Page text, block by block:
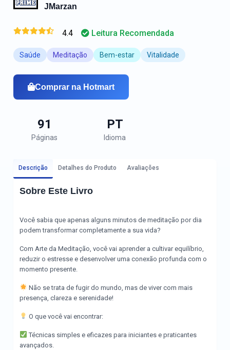
JMarzan
4.4 Leitura Recomendada
Saúde Meditação Bem-estar Vitalidade
Comprar na Hotmart
91
Páginas
PT
Idioma
Descrição Detalhes do Produto Avaliações
Sobre Este Livro
Você sabia que apenas alguns minutos de meditação por dia
podem transformar completamente a sua vida?
Com Arte da Meditação, você vai aprender a cultivar equilíbrio,
reduzir o estresse e desenvolver uma conexão profunda com o
momento presente.
Não se trata de fugir do mundo, mas de viver com mais
presença, clareza e serenidade!
O que você vai encontrar:
Técnicas simples e eficazes para iniciantes e praticantes
avançados.